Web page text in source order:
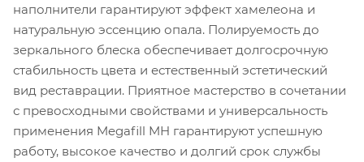
наполнители гарантируют эффект хамелеона и
натуральную эссенцию опала. Полируемость до
зеркального блеска обеспечивает долгосрочную
стабильность цвета и естественный эстетический
вид реставрации. Приятное мастерство в сочетании
с превосходными свойствами и универсальность
применения Megafill MH гарантируют успешную
работу, высокое качество и долгий срок службы